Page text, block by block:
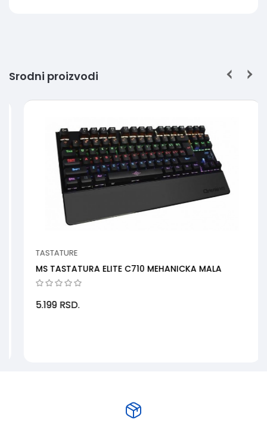
Srodni proizvodi
TASTATURE
MS TASTATURA ELITE C710 MEHANICKA MALA
5.199RSD.